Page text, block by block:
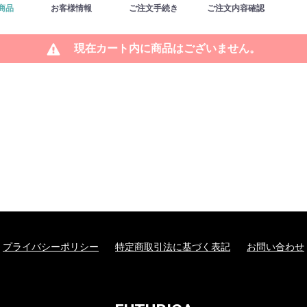
品 お客様情報 ご注文手続き ご注文内容確認
現在カート内に商品はございません。
プライバシーポリシー 特定商取引法に基づく表記 お問い合わせ